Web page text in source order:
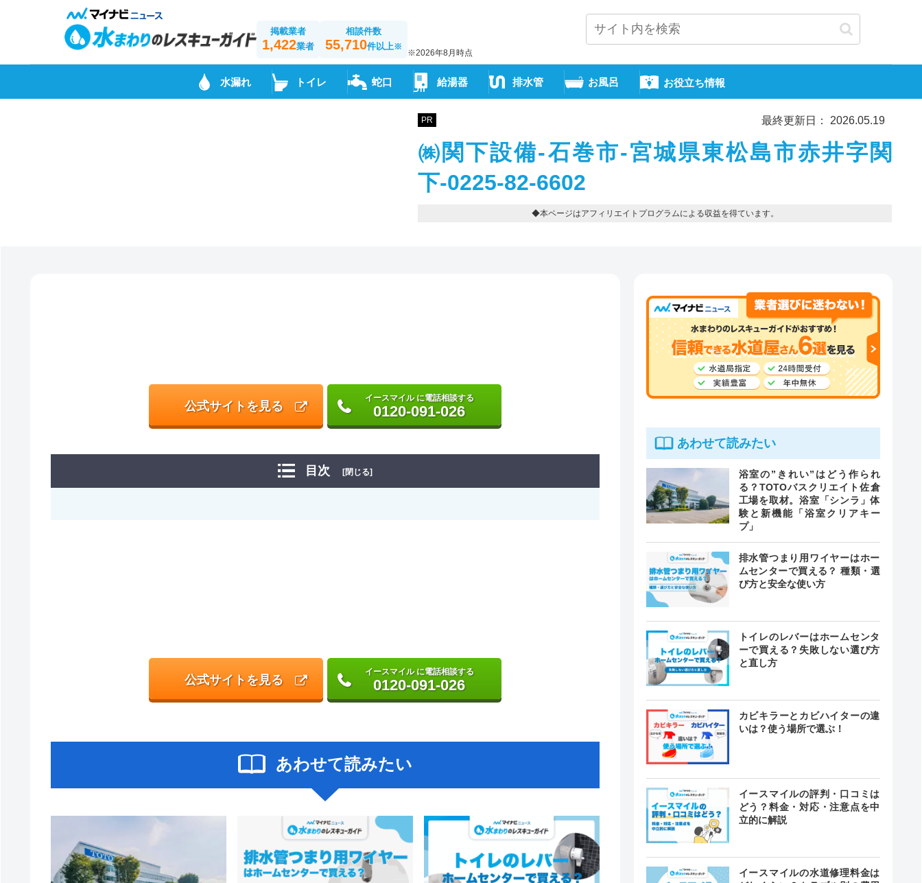
掲載業者
1,422業者
相談件数
55,710件以上※
※2026年8月時点
水漏れ トイレ 蛇口 給湯器 排水管 お風呂 お役立ち情報
PR 最終更新日： 2026.05.19
㈱関下設備-石巻市-宮城県東松島市赤井字関
下-0225-82-6602
◆本ページはアフィリエイトプログラムによる収益を得ています。
公式サイトを見る
イースマイル に電話相談する
0120-091-026
目次 [閉じる]
公式サイトを見る
イースマイル に電話相談する
0120-091-026
あわせて読みたい
あわせて読みたい
浴室の”きれい”はどう作られ
る？TOTOバスクリエイト佐倉
工場を取材。浴室「シンラ」体
験と新機能「浴室クリアキー
プ」
排水管つまり用ワイヤーはホー
ムセンターで買える？ 種類・選
び方と安全な使い方
トイレのレバーはホームセンタ
ーで買える？失敗しない選び方
と直し方
カビキラーとカビハイターの違
いは？使う場所で選ぶ！
イースマイルの評判・口コミは
どう？料金・対応・注意点を中
立的に解説
イースマイルの水道修理料金は